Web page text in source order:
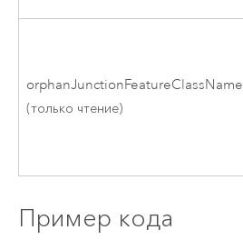
orphanJunctionFeatureClassName
(только чтение)
Пример кода